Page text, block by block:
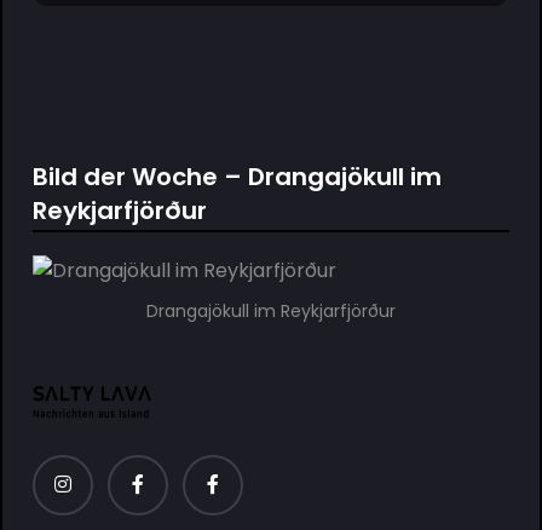
Bild der Woche – Drangajökull im
Reykjarfjörður
Drangajökull im Reykjarfjörður